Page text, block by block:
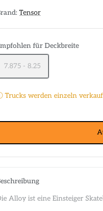
Tensor
für Deckbreite
7.875 - 8.25
Trucks werden einzeln
Alloy ist eine Einsteiger